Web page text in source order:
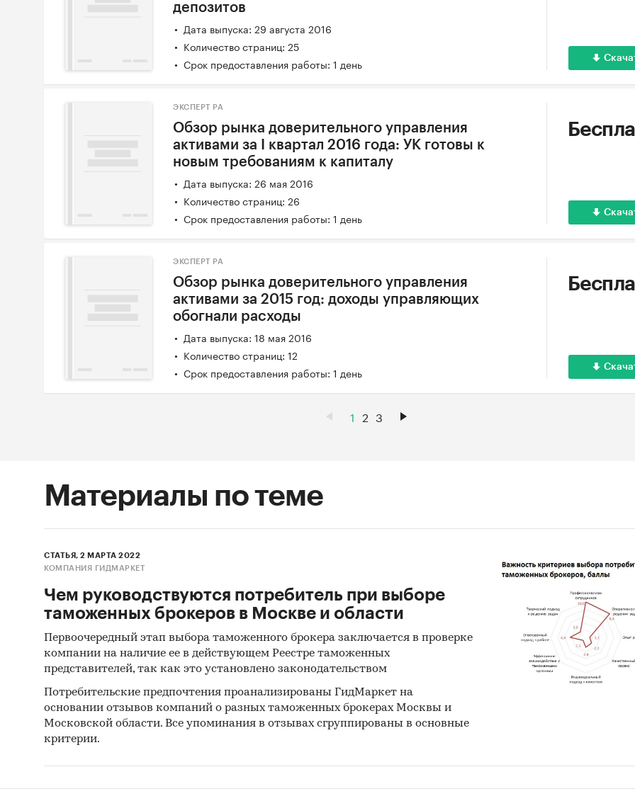
депозитов
Дата выпуска: 29 августа 2016
Количество страниц: 25
Срок предоставления работы: 1 день
ЭКСПЕРТ РА
Обзор рынка доверительного управления
активами за I квартал 2016 года: УК готовы к
новым требованиям к капиталу
Дата выпуска: 26 мая 2016
Количество страниц: 26
Срок предоставления работы: 1 день
ЭКСПЕРТ РА
Обзор рынка доверительного управления
активами за 2015 год: доходы управляющих
обогнали расходы
Дата выпуска: 18 мая 2016
Количество страниц: 12
Срок предоставления работы: 1 день
1 2 3
Материалы по теме
СТАТЬЯ, 2 МАРТА 2022
КОМПАНИЯ ГИДМАРКЕТ
Чем руководствуются потребитель при выборе
таможенных брокеров в Москве и области
Первоочередный этап выбора таможенного брокера заключается в проверке
компании на наличие ее в действующем Реестре таможенных
представителей, так как это установлено законодательством
Потребительские предпочтения проанализированы ГидМаркет на
основании отзывов компаний о разных таможенных брокерах Москвы и
Московской области. Все упоминания в отзывах сгруппированы в основные
критерии.